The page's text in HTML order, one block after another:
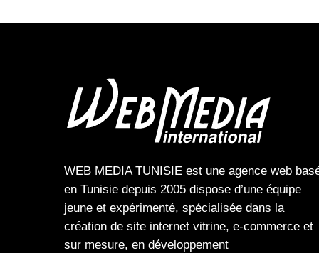
WEB MEDIA TUNISIE est une agence web
en Tunisie depuis 2005 dispose d’une équipe
jeune et expérimenté, spécialisée dans la
création de site internet vitrine, e-commerce et
sur mesure, en développement